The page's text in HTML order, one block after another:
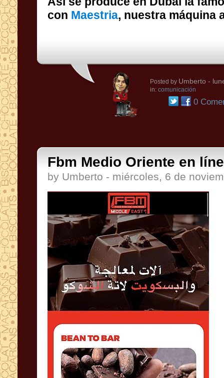
con Maestria, nuestra máquina
Posted by Umberto -
in: comunicación
0
Fbm Medio Oriente en
by Umberto - miércoles, 6 de